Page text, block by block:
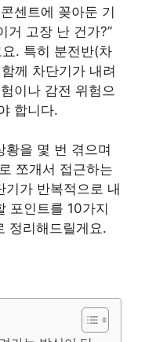
센트에 꽂아둔 기
거 고장 난 건가?”
. 특히 분전반(차
께 차단기가 내려
이나 감전 위험으
합니다.
황을 몇 번 겪으며
쪼개서 접근하는
가 반복적으로 내
포인트를 10가지
정리해드릴게요.